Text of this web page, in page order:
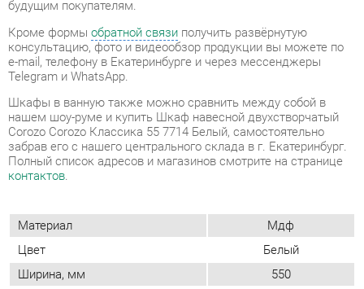
Шкафы в ванную также можно сравнить между собой в
Corozo Corozo Классика 55 7714 Белый, самостоятельно
забрав его с нашего центрального склада в г. Екатеринбург.
Полный список адресов и магазинов смотрите на странице
контактов.
Материал
Мдф
Цвет
Белый
Ширина, мм
Глубина, мм
215
Расположение
Настенный
Комплектация (шкафы и
стеллажи) Полки